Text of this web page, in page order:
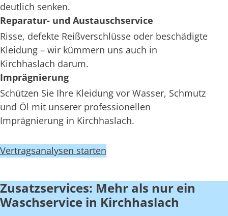
deutlich senken.
Reparatur- und Austauschservice
Risse, defekte Reißverschlüsse oder beschädigte
Kleidung – wir kümmern uns auch in
Kirchhaslach darum.
Imprägnierung
Schützen Sie Ihre Kleidung vor Wasser, Schmutz
und Öl mit unserer professionellen
Imprägnierung in Kirchhaslach.
Vertragsanalysen starten
Zusatzservices: Mehr als nur ein
Waschservice in Kirchhaslach